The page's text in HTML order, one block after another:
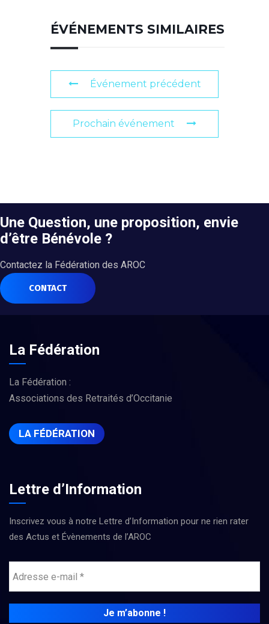
ÉVÉNEMENTS SIMILAIRES
Événement précédent
Prochain événement
Une Question, une proposition, envie
d’être Bénévole ?
Contactez la Fédération des AROC
CONTACT
La Fédération
La Fédération :
Associations des Retraités d’Occitanie
LA FÉDÉRATION
Lettre d’Information
Inscrivez vous à notre Lettre d’Information pour ne rien rater
des Actus et Évènements de l’AROC